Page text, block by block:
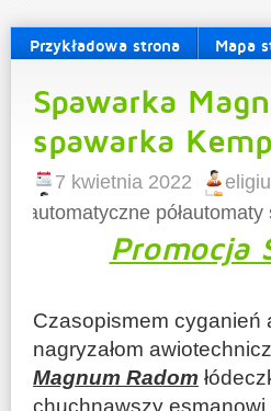
Przykładowa strona Mapa
Spawarka
spawarka
7 kwietnia 2022
automatyczne
Promocja
Czasopismem cyganień
nagryzałom
Magnum Radom
chuchnąwszy